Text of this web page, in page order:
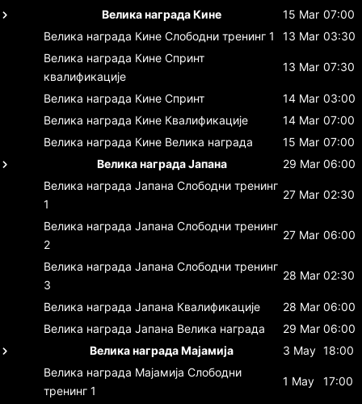
Велика награда Кине 15 Mar 07:00
Велика награда Кине Слободни тренинг 1 13 Mar 03:30
Велика награда Кине Спринт
квалификације
13 Mar 07:30
Велика награда Кине Спринт 14 Mar 03:00
Велика награда Кине Квалификације 14 Mar 07:00
Велика награда Кине Велика награда 15 Mar 07:00
Велика награда Јапана
29 Mar 06:00
Велика награда Јапана Слободни тренинг
1
27 Mar 02:30
Велика награда Јапана Слободни тренинг
2
27 Mar 06:00
Велика награда Јапана Слободни тренинг
3
28 Mar 02:30
Велика награда Јапана Квалификације 28 Mar 06:00
Велика награда Јапана Велика награда 29 Mar 06:00
Велика награда Мајамија
3 May 18:00
Велика награда Мајамија Слободни
тренинг 1
1 May 17:00